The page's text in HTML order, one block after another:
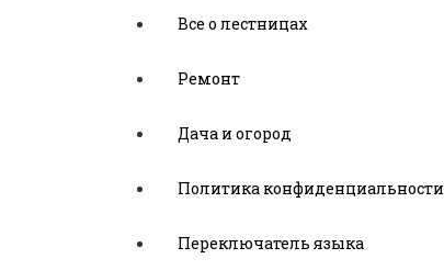
Все о лестницах
Ремонт
Дача и огород
Политика конфиденциальности
Переключатель языка